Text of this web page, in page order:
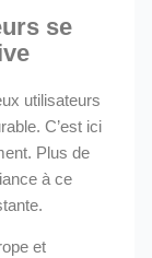
se
utilisateurs
C’est ici
Plus de
à ce
et